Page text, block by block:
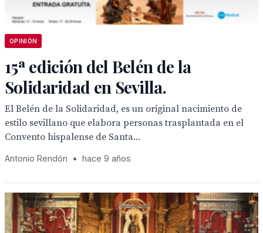
OPINIÓN
15ª edición del Belén de la
Solidaridad en Sevilla.
El Belén de la Solidaridad, es un original nacimiento de
estilo sevillano que elabora personas trasplantada en el
Convento hispalense de Santa...
Antonio Rendón • hace 9 años